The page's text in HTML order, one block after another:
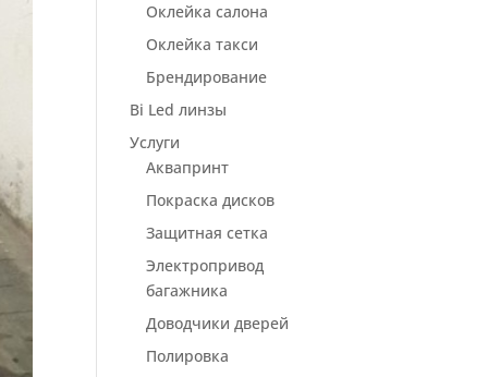
Оклейка салона
Оклейка такси
Брендирование
Bi Led линзы
Услуги
Аквапринт
Покраска дисков
Защитная сетка
Электропривод
багажника
Доводчики дверей
Полировка